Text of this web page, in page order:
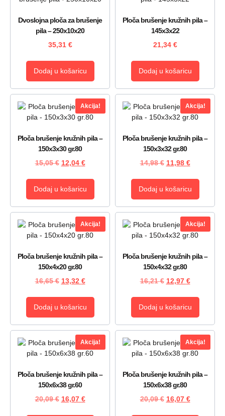
Dvoslojna ploča za brušenje
pila – 250x10x20
35,31 €
Dodaj u košaricu
Ploča brušenje kružnih pila –
145x3x22
21,34 €
Dodaj u košaricu
Akcija!
Ploča brušenje kružnih pila –
150x3x30 gr.80
15,05€ 12,04 €
Dodaj u košaricu
Akcija!
Ploča brušenje kružnih pila –
150x3x32 gr.80
14,98€ 11,98 €
Dodaj u košaricu
Akcija!
Ploča brušenje kružnih pila –
150x4x20 gr.80
16,65€ 13,32 €
Dodaj u košaricu
Akcija!
Ploča brušenje kružnih pila –
150x4x32 gr.80
16,21€ 12,97 €
Dodaj u košaricu
Akcija!
Ploča brušenje kružnih pila –
150x6x38 gr.60
20,09€ 16,07 €
Akcija!
Ploča brušenje kružnih pila –
150x6x38 gr.80
20,09€ 16,07 €